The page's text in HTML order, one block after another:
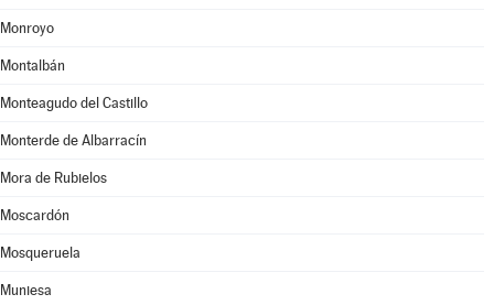
Monroyo
Montalbán
Monteagudo del Castillo
Monterde de Albarracín
Mora de Rubielos
Moscardón
Mosqueruela
Muniesa